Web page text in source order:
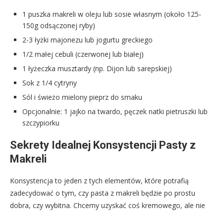
1 puszka makreli w oleju lub sosie własnym (około 125-
150g odsączonej ryby)
2-3 łyżki majonezu lub jogurtu greckiego
1/2 małej cebuli (czerwonej lub białej)
1 łyżeczka musztardy (np. Dijon lub sarepskiej)
Sok z 1/4 cytryny
Sól i świeżo mielony pieprz do smaku
Opcjonalnie: 1 jajko na twardo, pęczek natki pietruszki lub
szczypiorku
Sekrety Idealnej Konsystencji Pasty z
Makreli
Konsystencja to jeden z tych elementów, które potrafią
zadecydować o tym, czy pasta z makreli będzie po prostu
dobra, czy wybitna. Chcemy uzyskać coś kremowego, ale nie